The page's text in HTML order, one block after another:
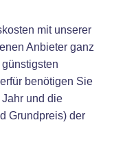
mit unserer
Anbieter ganz
benötigen Sie
Jahr und die
Grundpreis) der